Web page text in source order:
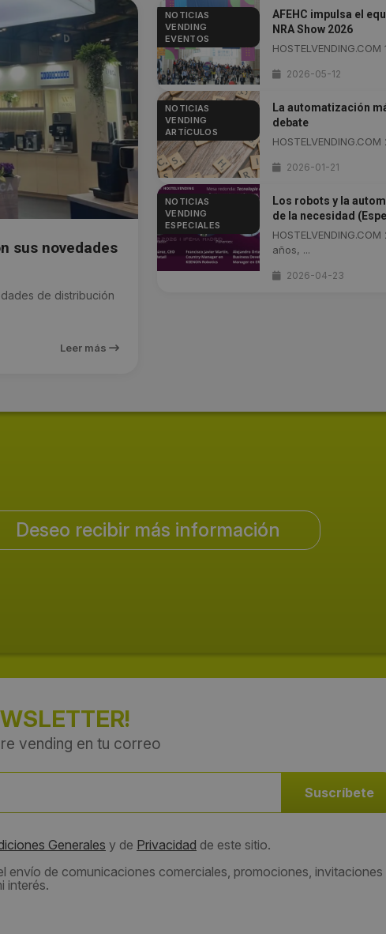
sus novedades
de distribución
Leer más
NOTICIAS
VENDING
EVENTOS
AFEHC impulsa el
NRA Show 2026
2026-05-12
NOTICIAS
VENDING
ARTÍCULOS
La automatización
debate
2026-01-21
NOTICIAS
VENDING
ESPECIALES
Los robots y la
de la necesidad
años, ...
2026-04-23
Deseo recibir más información
vending en tu correo
Generales y de Privacidad de este sitio.
envío de comunicaciones comerciales, promociones, invitaciones
interés.